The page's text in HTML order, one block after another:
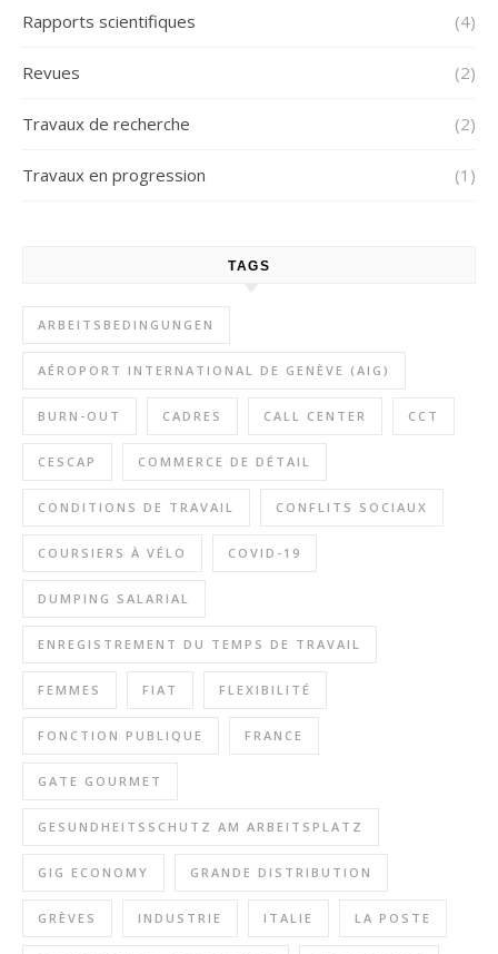
Rapports scientifiques (4)
Revues (2)
Travaux de recherche (2)
Travaux en progression (1)
TAGS
ARBEITSBEDINGUNGEN
AÉROPORT INTERNATIONAL DE GENÈVE (AIG)
BURN-OUT CADRES CALL CENTER CCT
CESCAP COMMERCE DE DÉTAIL
CONDITIONS DE TRAVAIL CONFLITS SOCIAUX
COURSIERS À VÉLO COVID-19
DUMPING SALARIAL
ENREGISTREMENT DU TEMPS DE TRAVAIL
FEMMES FIAT FLEXIBILITÉ
FONCTION PUBLIQUE FRANCE
GATE GOURMET
GESUNDHEITSSCHUTZ AM ARBEITSPLATZ
GIG ECONOMY GRANDE DISTRIBUTION
GRÈVES INDUSTRIE ITALIE LA POSTE